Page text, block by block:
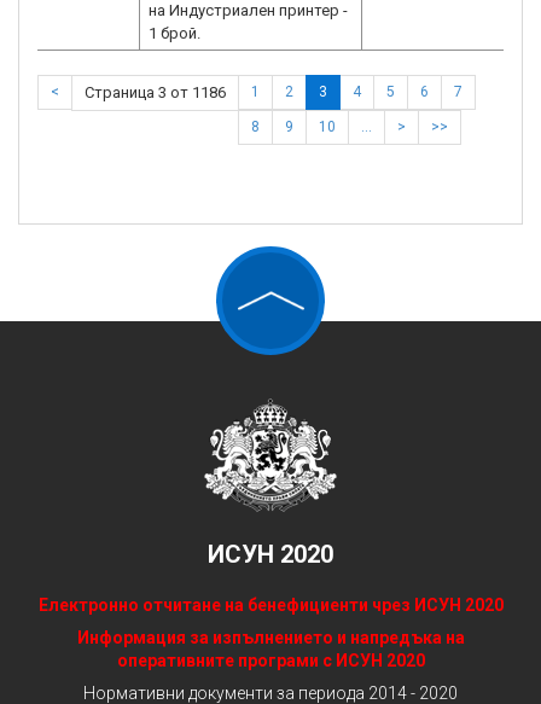
на Индустриален принтер -
1 брой.
< Страница 3 от 1186 1 2 3 4 5 6 7
8 9 10 … > >>
ИСУН 2020
Електронно отчитане на бенефициенти чрез ИСУН 2020
Информация за изпълнението и напредъка на
оперативните програми с ИСУН 2020
Нормативни документи за периода 2014 - 2020